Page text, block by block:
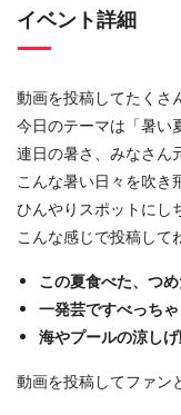
イベント詳細
動画を投稿してたくさ
今日のテーマは「暑い
連日の暑さ、みなさん
こんな暑い日々を吹き
ひんやりスポットにし
こんな感じで投稿して
この夏食べた、つ
一発芸ですべっち
海やプールの涼し
動画を投稿してファン